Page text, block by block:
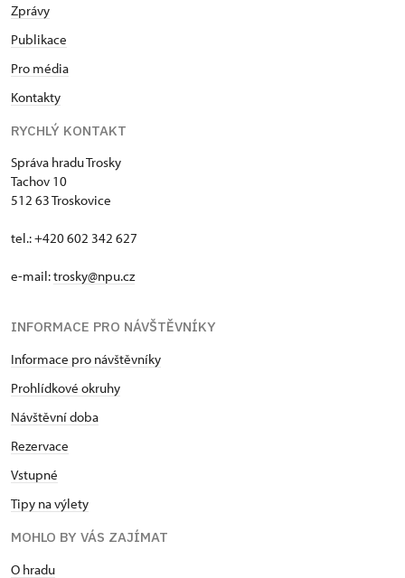
Zprávy
Publikace
Pro média
Kontakty
RYCHLÝ KONTAKT
Správa hradu Trosky
Tachov 10
512 63 Troskovice
tel.: +420 602 342 627
e-mail:trosky@npu.cz
INFORMACE PRO NÁVŠTĚVNÍKY
Informace pro návštěvníky
Prohlídkové okruhy
Návštěvní doba
Rezervace
Vstupné
Tipy na výlety
MOHLO BY VÁS ZAJÍMAT
O hradu